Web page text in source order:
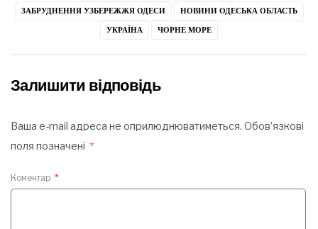
ЗАБРУДНЕННЯ УЗБЕРЕЖЖЯ ОДЕСИ
НОВИНИ ОДЕСЬКА ОБЛАСТЬ
УКРАЇНА
ЧОРНЕ МОРЕ
Залишити відповідь
Ваша e-mail адреса не оприлюднюватиметься. Обов’язкові
поля позначені *
Коментар *